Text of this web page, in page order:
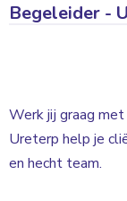
Begeleider -
Werk jij graag
Ureterp help je
en hecht team.